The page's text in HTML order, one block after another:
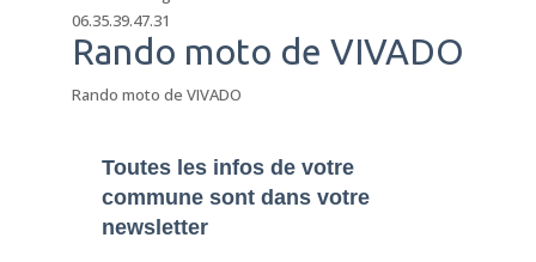
06.35.39.47.31
Rando moto de VIVADO
Rando moto de VIVADO
Toutes les infos de votre
commune sont dans votre
newsletter